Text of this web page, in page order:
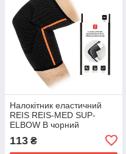
Налокітник еластичний
REIS REIS-MED SUP-
ELBOW B чорний
113 ₴